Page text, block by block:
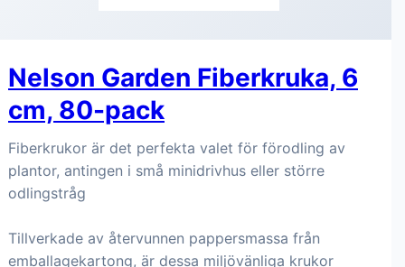
Nelson Garden Fiberkruka, 6
cm, 80-pack
Fiberkrukor är det perfekta valet för förodling av
plantor, antingen i små minidrivhus eller större
odlingstråg
Tillverkade av återvunnen pappersmassa från
emballagekartong, är dessa miljövänliga krukor